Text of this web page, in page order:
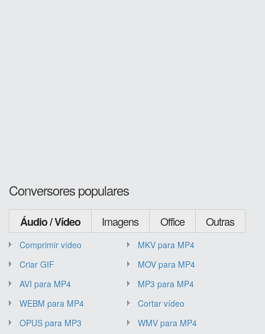
Conversores populares
Áudio / Vídeo Imagens Office Outras
Comprimir vídeo
MKV para MP4
Criar GIF
MOV para MP4
AVI para MP4
MP3 para MP4
WEBM para MP4
Cortar vídeo
OPUS para MP3
WMV para MP4